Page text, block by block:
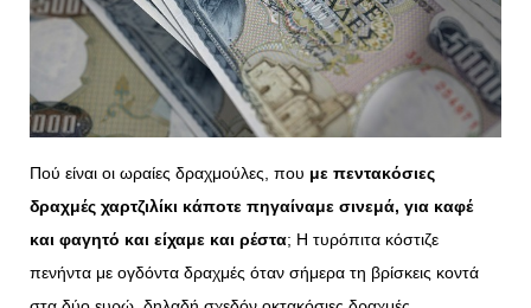
Πού είναι οι ωραίες δραχμούλες, που με πεντακόσιες
δραχμές χαρτζιλίκι κάποτε πηγαίναμε σινεμά, για καφέ
και φαγητό και είχαμε και ρέστα; Η τυρόπιτα κόστιζε
πενήντα με ογδόντα δραχμές όταν σήμερα τη βρίσκεις κοντά